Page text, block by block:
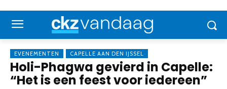
EVENEMENTEN CAPELLE AAN DEN IJSSEL
Holi-Phagwa gevierd in Capelle:
“Het is een feest voor iedereen”